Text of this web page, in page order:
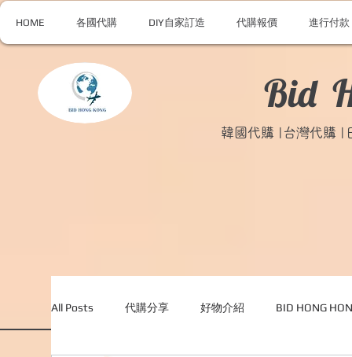
HOME 各國代購 DIY自家訂造 代購報價 進行付款
Bid
韓國代購 |台灣代購 |
All Posts 代購分享 好物介紹 BID HONG